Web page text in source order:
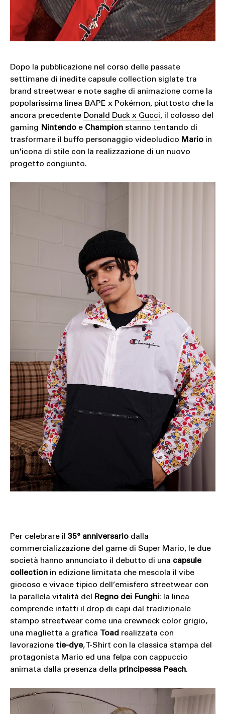
Dopo la pubblicazione nel corso delle passate
settimane di inedite capsule collection siglate tra
brand streetwear e note saghe di animazione come la
popolarissima linea BAPE x Pokémon, piuttosto che la
ancora precedente Donald Duck x Gucci, il colosso del
gaming Nintendoe Championstanno tentando di
trasformare il buffo personaggio videoludico Marioin
un'icona di stile con la realizzazione di un nuovo
progetto congiunto.
Per celebrare il 35° anniversariodalla
commercializzazione del game di Super Mario, le due
società hanno annunciato il debutto di una capsule
collectionin edizione limitata che mescola il vibe
giocoso e vivace tipico dell’emisfero streetwear con
la parallela vitalità del
Regno dei Funghi: la linea
comprende infatti il drop di capi dal tradizionale
stampo streetwear come una crewneck color grigio,
una maglietta a grafica Toad realizzata con
lavorazione tie-dye, T-Shirt con la classica stampa del
protagonista Mario ed una felpa con cappuccio
animata dalla presenza della principessa Peach.